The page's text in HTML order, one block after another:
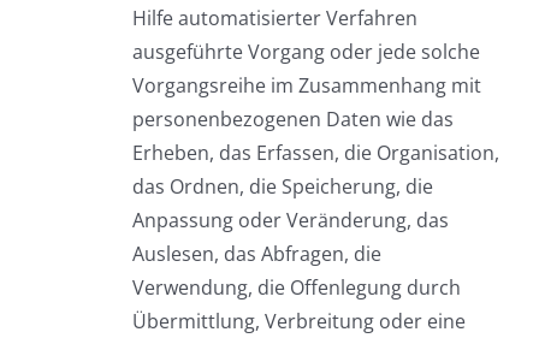
Hilfe automatisierter Verfahren
ausgeführte Vorgang oder jede solche
Vorgangsreihe im Zusammenhang mit
personenbezogenen Daten wie das
Erheben, das Erfassen, die Organisation,
das Ordnen, die Speicherung, die
Anpassung oder Veränderung, das
Auslesen, das Abfragen, die
Verwendung, die Offenlegung durch
Übermittlung, Verbreitung oder eine